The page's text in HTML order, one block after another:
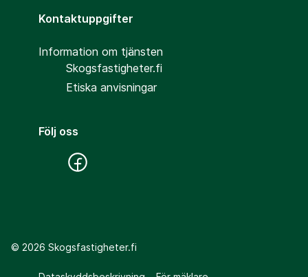
Kontaktuppgifter
Information om tjänsten
Skogsfastigheter.fi
Etiska anvisningar
Följ oss
© 2026 Skogsfastigheter.fi